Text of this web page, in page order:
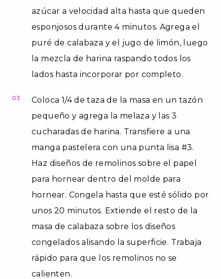
azúcar a velocidad alta hasta que queden
esponjosos durante 4 minutos. Agrega el
puré de calabaza y el jugo de limón, luego
la mezcla de harina raspando todos los
lados hasta incorporar por completo.
03
Coloca 1/4 de taza de la masa en un tazón
pequeño y agrega la melaza y las 3
cucharadas de harina. Transfiere a una
manga pastelera con una punta lisa #3.
Haz diseños de remolinos sobre el papel
para hornear dentro del molde para
hornear. Congela hasta que esté sólido por
unos 20 minutos. Extiende el resto de la
masa de calabaza sobre los diseños
congelados alisando la superficie. Trabaja
rápido para que los remolinos no se
calienten.